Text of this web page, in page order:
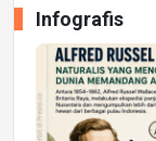
Infografis